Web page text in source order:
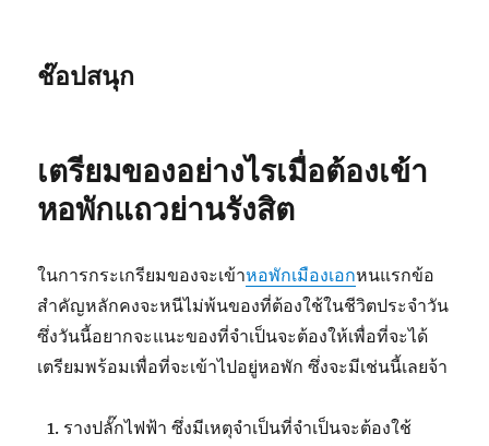
ช๊อปสนุก
เตรียมของอย่างไรเมื่อต้องเข้า
หอพักแถวย่านรังสิต
ในการกระเกรียมของจะเข้าหอพักเมืองเอกหนแรกข้อ
สำคัญหลักคงจะหนีไม่พ้นของที่ต้องใช้ในชีวิตประจำวัน
ซึ่งวันนี้อยากจะแนะของที่จำเป็นจะต้องให้เพื่อที่จะได้
เตรียมพร้อมเพื่อที่จะเข้าไปอยู่หอพัก ซึ่งจะมีเช่นนี้เลยจ้า
รางปลั๊กไฟฟ้า ซึ่งมีเหตุจำเป็นที่จำเป็นจะต้องใช้